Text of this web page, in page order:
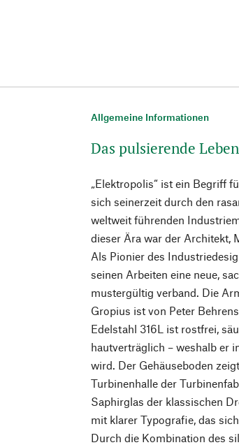
Allgemeine Informationen
Das pulsierende
„Elektropolis“ ist ein Begriff
sich seinerzeit durch den
weltweit führenden
dieser Ära war der Architekt,
Als Pionier des
seinen Arbeiten eine neue,
mustergültig verband. Die
Gropius ist von Peter
Edelstahl 316L ist rostfrei,
hautverträglich – weshalb er
wird. Der Gehäuseboden
Turbinenhalle der
Saphirglas der klassischen
mit klarer Typografie, das
Durch die Kombination des